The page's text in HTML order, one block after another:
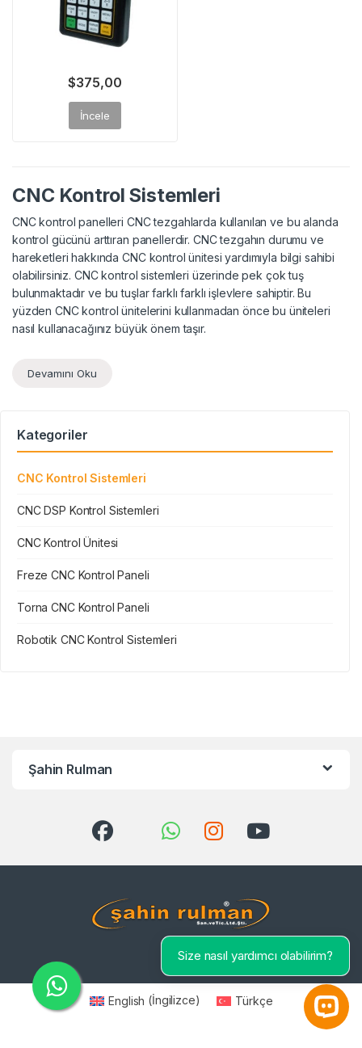
$375,00
İncele
CNC Kontrol Sistemleri
CNC kontrol panelleri CNC tezgahlarda kullanılan ve bu alanda
kontrol gücünü arttıran panellerdir. CNC tezgahın durumu ve
hareketleri hakkında CNC kontrol ünitesi yardımıyla bilgi sahibi
olabilirsiniz. CNC kontrol sistemleri üzerinde pek çok tuş
bulunmaktadır ve bu tuşlar farklı farklı işlevlere sahiptir. Bu
yüzden CNC kontrol ünitelerini kullanmadan önce bu üniteleri
nasıl kullanacağınız büyük önem taşır.
Devamını Oku
Kategoriler
CNC Kontrol Sistemleri
CNC DSP Kontrol Sistemleri
CNC Kontrol Ünitesi
Freze CNC Kontrol Paneli
Torna CNC Kontrol Paneli
Robotik CNC Kontrol Sistemleri
Şahin Rulman
English (İngilizce)
Türkçe
Open
Size nasıl yardımcı olabilirim?